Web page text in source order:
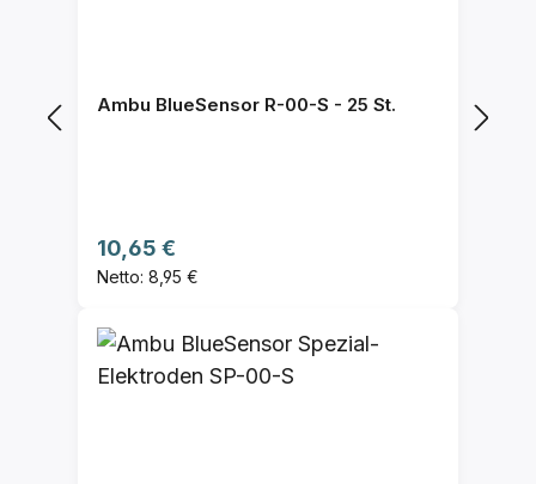
Ambu BlueSensor R-00-S - 25 St.
Regulärer Preis:
10,65 €
Netto: 8,95 €